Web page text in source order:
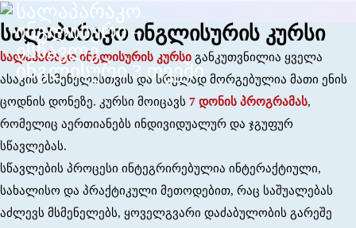
სალაპარაკო
ინგლისური –
ისწავლე
ინგლისური 3 თვეში
სალაპარაკო ინგლისურის კურსი
სალაპარაკო ინგლისურის კურსი განკუთვნილია ყველა
ასაკის მსმენელისთვის და სრულად მორგებულია მათი ენის
ცოდნის დონეზე. კურსი მოიცავს 7 დონის პროგრამას,
რომელიც აერთიანებს ინდივიდუალურ და ჯგუფურ
სწავლებას.
სწავლების პროცესი ინტეგრირებულია ინტერაქტიული,
სახალისო და პრაქტიკული მეთოდებით, რაც საშუალებას
აძლევს მსმენელებს, ყოველგვარი დაძაბულობის გარეშე